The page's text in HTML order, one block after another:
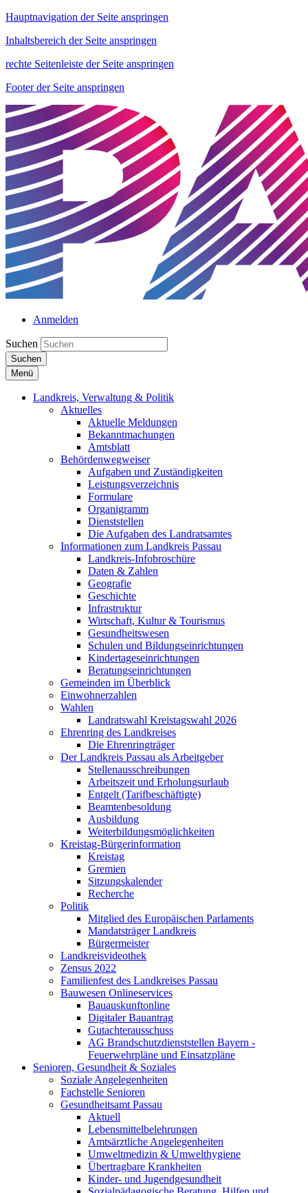
Hauptnavigation der Seite anspringen
Inhaltsbereich der Seite anspringen
rechte Seitenleiste der Seite anspringen
Footer der Seite anspringen
Anmelden
Suchen
Suchen
Menü
Landkreis, Verwaltung & Politik
Aktuelles
Aktuelle Meldungen
Bekanntmachungen
Amtsblatt
Behördenwegweiser
Aufgaben und Zuständigkeiten
Leistungsverzeichnis
Formulare
Organigramm
Dienststellen
Die Aufgaben des Landratsamtes
Informationen zum Landkreis Passau
Landkreis-Infobroschüre
Daten & Zahlen
Geografie
Geschichte
Infrastruktur
Wirtschaft, Kultur & Tourismus
Gesundheitswesen
Schulen und Bildungseinrichtungen
Kindertageseinrichtungen
Beratungseinrichtungen
Gemeinden im Überblick
Einwohnerzahlen
Wahlen
Landratswahl Kreistagswahl 2026
Ehrenring des Landkreises
Die Ehrenringträger
Der Landkreis Passau als Arbeitgeber
Stellenausschreibungen
Arbeitszeit und Erholungsurlaub
Entgelt (Tarifbeschäftigte)
Beamtenbesoldung
Ausbildung
Weiterbildungsmöglichkeiten
Kreistag-Bürgerinformation
Kreistag
Gremien
Sitzungskalender
Recherche
Politik
Mitglied des Europäischen Parlaments
Mandatsträger Landkreis
Bürgermeister
Landkreisvideothek
Zensus 2022
Familienfest des Landkreises Passau
Bauwesen Onlineservices
Bauauskunftonline
Digitaler Bauantrag
Gutachterausschuss
AG Brandschutzdienststellen Bayern -
Feuerwehrpläne und Einsatzpläne
Senioren, Gesundheit & Soziales
Soziale Angelegenheiten
Fachstelle Senioren
Gesundheitsamt Passau
Aktuell
Lebensmittelbelehrungen
Amtsärztliche Angelegenheiten
Umweltmedizin & Umwelthygiene
Übertragbare Krankheiten
Kinder- und Jugendgesundheit